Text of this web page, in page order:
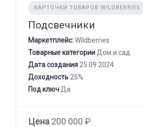
КАРТОЧКИ ТОВАРОВ WILDBERRIES
Подсвечники
Маркетплейс:Wildberries
Товарные категории Дом и сад
Дата создания 25.09.2024
Доходность 25%
Под ключ Да
Цена 200 000 ₽